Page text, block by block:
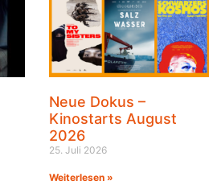
Neue Dokus –
Kinostarts August
2026
25. Juli 2026
Weiterlesen »